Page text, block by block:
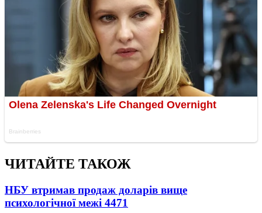
ЧИТАЙТЕ ТАКОЖ
НБУ втримав продаж доларів вище
психологічної межі 4471